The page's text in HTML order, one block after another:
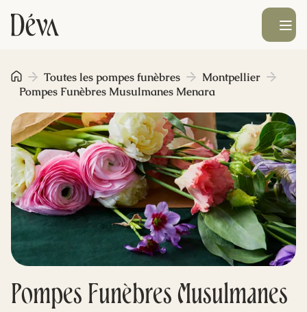
Obsèques
Prévoyance
Monument funéraire
Livraison de fleurs
Blog
Ouvrir le
Pompes Funèbres Musulmanes
Toutes les pompes funèbres
Montpellier
Pompes Funèbres Musulmanes Menara